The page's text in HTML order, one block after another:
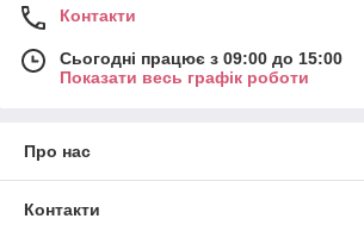
Контакти
Сьогодні працює з 09:00 до 15:00
Показати весь графік роботи
Про нас
Контакти